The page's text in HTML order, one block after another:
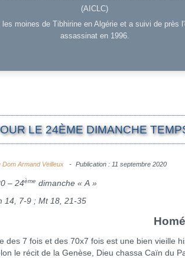
(AICLC)
les moines de Tibhirine en Algérie et a suivi de près
assassinat en 1996.
LE 24ÈME DIMANCHE
Dom Armand Veilleux Publication : 11 septembre 2020
– 24ème dimanche « A »
14, 7-9 ; Mt 18, 21-35
7 fois et des 70x7 fois est une bien vieille
le récit de la Genèse, Dieu chassa Caïn du